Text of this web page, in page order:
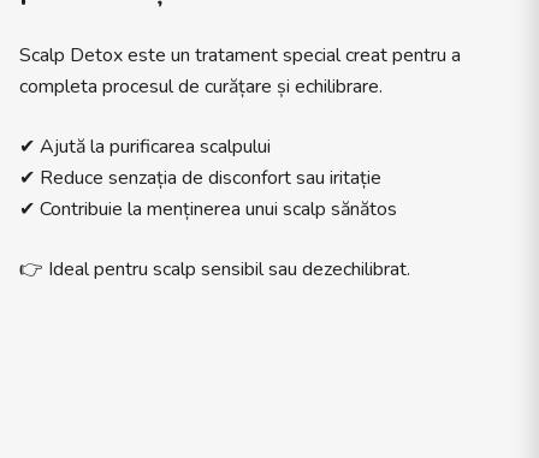
Scalp Detox este un tratament special creat pentru a
completa procesul de curățare și echilibrare.
✔ Ajută la purificarea scalpului
✔ Reduce senzația de disconfort sau iritație
✔ Contribuie la menținerea unui scalp sănătos
👉 Ideal pentru scalp sensibil sau dezechilibrat.